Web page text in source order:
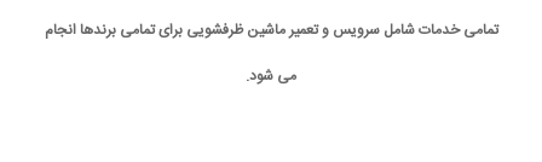
تمامی خدمات شامل سرویس و تعمیر ماشین ظرفشویی برای تمامی برندها انجام
می شود.